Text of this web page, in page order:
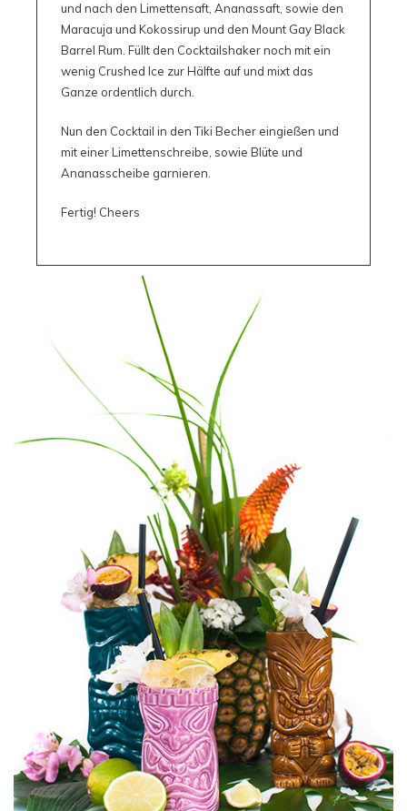
und nach den Limettensaft, Ananassaft, sowie den
Maracuja und Kokossirup und den Mount Gay Black
Barrel Rum. Füllt den Cocktailshaker noch mit ein
wenig Crushed Ice zur Hälfte auf und mixt das
Ganze ordentlich durch.
Nun den Cocktail in den Tiki Becher eingießen und
mit einer Limettenschreibe, sowie Blüte und
Ananasscheibe garnieren.
Fertig! Cheers